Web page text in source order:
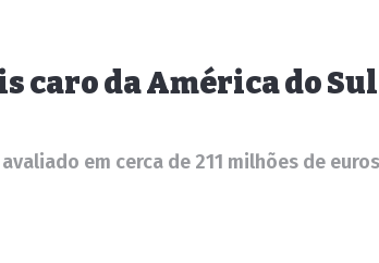
caro da América do
em cerca de 211 milhões de